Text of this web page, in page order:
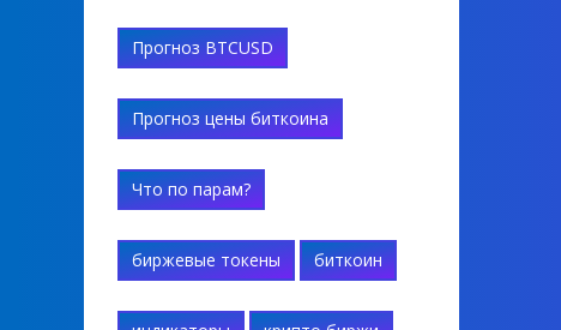
Прогноз BTCUSD
Прогноз цены биткоина
Что по парам?
биржевые токены биткоин